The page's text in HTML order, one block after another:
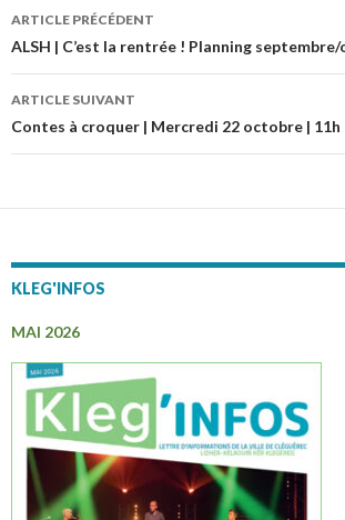
Navigation
des
articles
ARTICLE PRÉCÉDENT
ALSH | C’est la rentrée ! Planning
ARTICLE SUIVANT
Contes à croquer | Mercredi 22 octobre | 11h
KLEG'INFOS
MAI 2026